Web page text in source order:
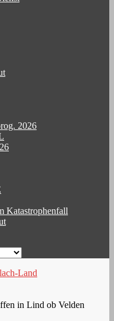
2026
Katastrophenfall
Land
in Lind ob Velden